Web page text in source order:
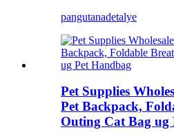
pangutanadetalye
Pet Supplies
Pet Backpack,
Outing Cat Bag ug